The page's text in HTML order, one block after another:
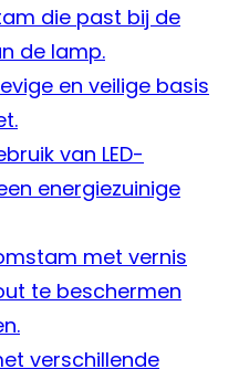
die past bij de
de lamp.
en veilige basis
van LED-
energiezuinige
met vernis
te beschermen
verschillende